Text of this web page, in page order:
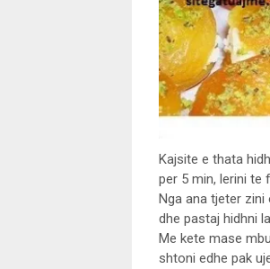
Kajsite e thata
per 5 min, lerini te
Nga ana tjeter zini
dhe pastaj hidhni
Me kete mase
shtoni edhe pak